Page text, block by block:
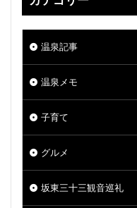
温泉記事
温泉メモ
子育て
グルメ
坂東三十三観音巡礼